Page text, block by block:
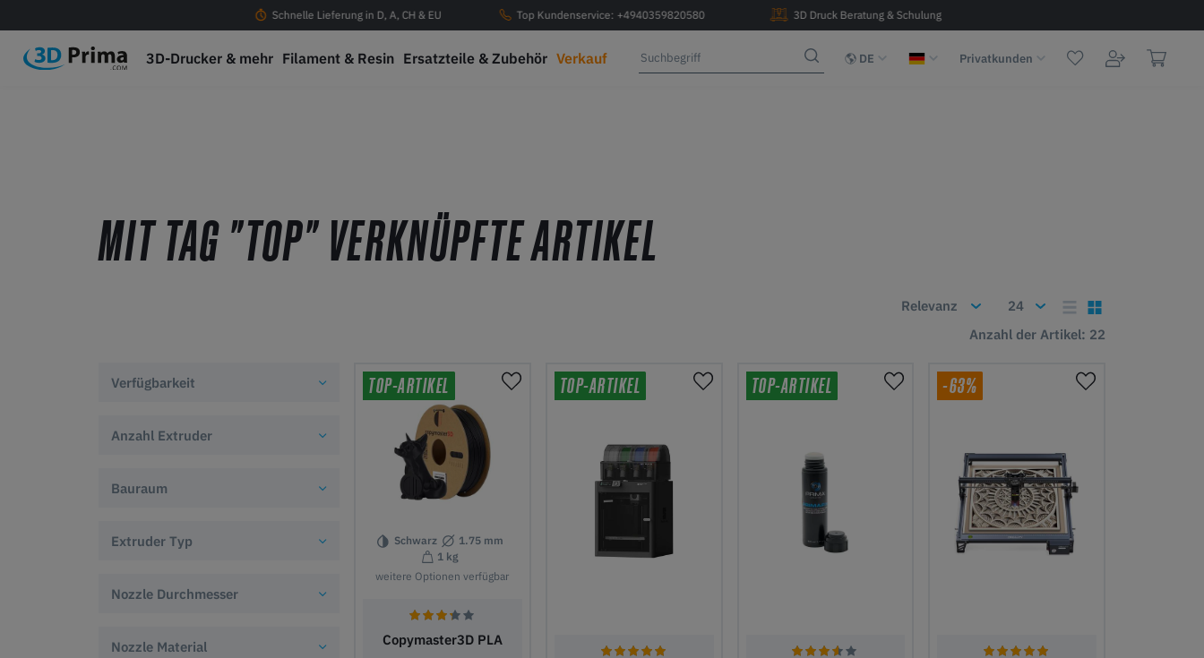
Schnelle Lieferung in D, A, CH & EU Top Kundenservice: +4940359820580 3D Druck Beratung & Schulung
3D-Drucker & mehr Filament & Resin Ersatzteile & Zubehör Verkauf DE Privatkunden
MIT TAG "TOP" VERKNÜPFTE ARTIKEL
Anzahl der Artikel: 22
Verfügbarkeit
Anzahl Extruder
Bauraum
Extruder Typ
Nozzle Durchmesser
Nozzle Material
TOP-ARTIKEL
Schwarz
1.75 mm
1 kg
weitere Optionen verfügbar
Copymaster3D PLA
TOP-ARTIKEL TOP-ARTIKEL -63%